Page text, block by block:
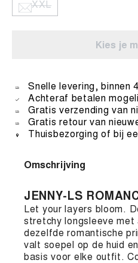
XXL
Kies je
Snelle levering, binnen
Achteraf betalen
Gratis verzending van
Gratis retour van
Thuisbezorging of bij
Omschrijving
JENNY-LS
Let your layers bloom.
stretchy longsleeve met
dezelfde romantische
valt soepel op de huid
basis voor elke outfit.